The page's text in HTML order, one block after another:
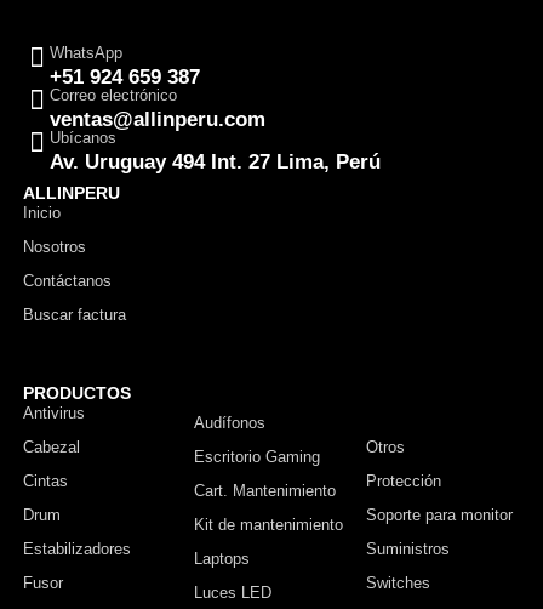
WhatsApp
+51 924 659 387
Correo electrónico
ventas@allinperu.com
Ubícanos
Av. Uruguay 494 Int. 27 Lima, Perú
ALLINPERU
Inicio
Nosotros
Contáctanos
Buscar factura
PRODUCTOS
Antivirus
Cabezal
Cintas
Drum
Estabilizadores
Fusor
Audífonos
Escritorio Gaming
Cart. Mantenimiento
Kit de mantenimiento
Laptops
Luces LED
Otros
Protección
Soporte para monitor
Suministros
Switches